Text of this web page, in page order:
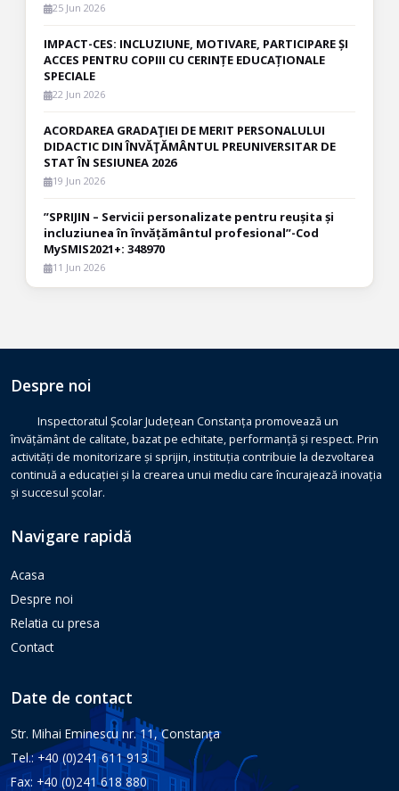
25 Jun 2026
IMPACT-CES: INCLUZIUNE, MOTIVARE, PARTICIPARE ȘI
ACCES PENTRU COPIII CU CERINȚE EDUCAȚIONALE
SPECIALE
22 Jun 2026
ACORDAREA GRADAŢIEI DE MERIT PERSONALULUI
DIDACTIC DIN ÎNVĂŢĂMÂNTUL PREUNIVERSITAR DE
STAT ÎN SESIUNEA 2026
19 Jun 2026
”SPRIJIN – Servicii personalizate pentru reușita și
incluziunea în învățământul profesional”-Cod
MySMIS2021+: 348970
11 Jun 2026
Despre noi
Inspectoratul Școlar Județean Constanța promovează un
învățământ de calitate, bazat pe echitate, performanță și respect. Prin
activități de monitorizare și sprijin, instituția contribuie la dezvoltarea
continuă a educației și la crearea unui mediu care încurajează inovația
și succesul școlar.
Navigare rapidă
Acasa
Despre noi
Relatia cu presa
Contact
Date de contact
Str. Mihai Eminescu nr. 11, Constanţa
Tel.: +40 (0)241 611 913
Fax: +40 (0)241 618 880